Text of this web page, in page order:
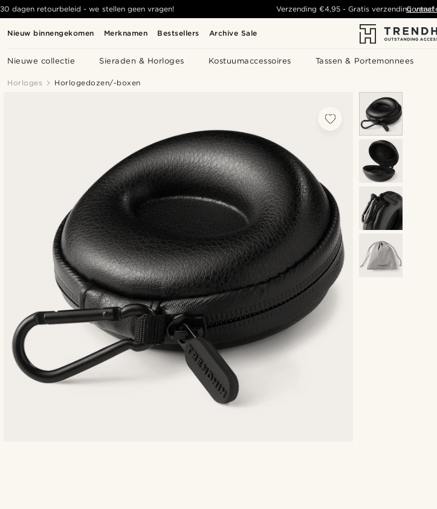
Nieuw binnengekomen Merknamen Bestsellers Archive Sale
Nieuwe collectie Sieraden & Horloges Kostuumaccessoires Tassen & Portemonnees
30 dagen retourbeleid - we stellen geen vragen! Verzending €4,95 -Gratis verzending vanaf
Horloges Horlogedozen/-boxen